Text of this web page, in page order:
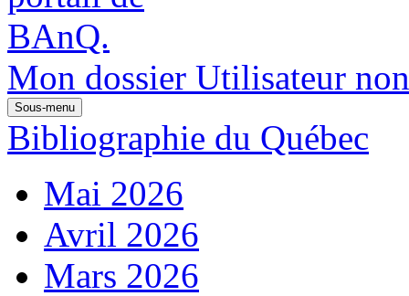
Mon dossier Utilisateur
Sous-menu
Bibliographie du Québec
Mai 2026
Avril 2026
Mars 2026